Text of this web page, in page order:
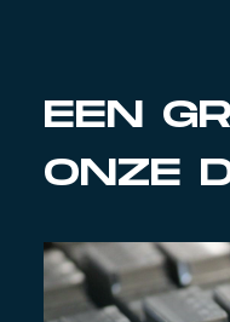
EEN
ONZE